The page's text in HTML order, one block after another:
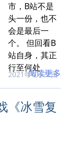
市，B站不是
头一份，也不
会是最后一
个。 但回看B
站自身，其正
行至何处阅读更多
2021年6月22日
《冰雪复